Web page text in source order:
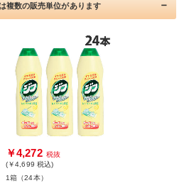
複数の販売単位があります
￥4,272 税抜
(￥4,699 税込)
1箱（24本）